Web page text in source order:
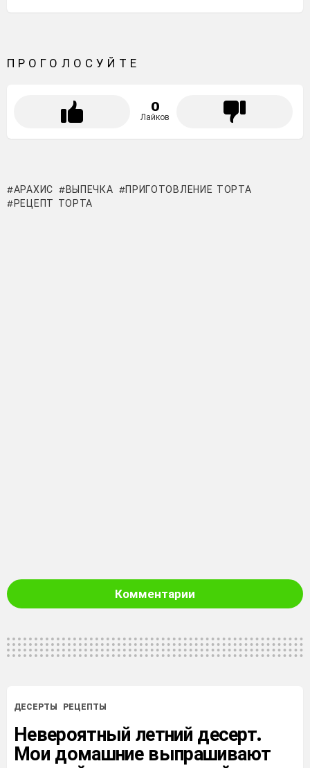
ПРОГОЛОСУЙТЕ
0
Лайков
АРАХИС ВЫПЕЧКА
ПРИГОТОВЛЕНИЕ ТОРТА
РЕЦЕПТ ТОРТА
Комментарии
ДЕСЕРТЫ РЕЦЕПТЫ
Невероятный летний десерт.
Мои домашние выпрашивают